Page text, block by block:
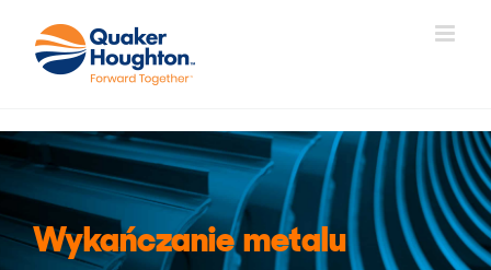
content
Wykańczanie metalu